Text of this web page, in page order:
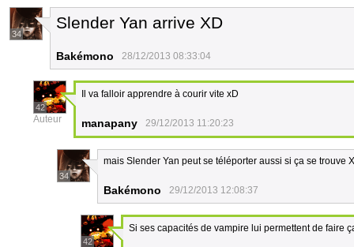
34
Slender Yan arrive XD
Bakémono 28/12/2013 08:33:04
42
Auteur
Il va falloir apprendre à courir vite xD
manapany 29/12/2013 11:20:23
34
mais Slender Yan peut se téléporter aussi si ça se trouve
Bakémono 29/12/2013 12:08:37
42
Si ses capacités de vampire lui permettent de faire